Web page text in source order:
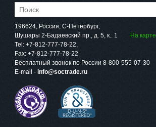
196624, Россия, С-Петербург,
Шушары 2-Бадаевский пр., д. 5, к.. 1
На карте
Tel: +7-812-777-78-22,
Fax: +7-812-777-78-22
Бесплатный звонок по России 8-800-555-07-30
E-mail - info@soctrade.ru